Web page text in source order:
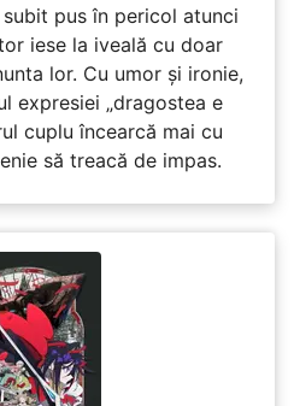
pus în pericol atunci
iese la iveală cu doar
lor. Cu umor și ironie,
expresiei „dragostea e
cuplu încearcă mai cu
să treacă de impas.